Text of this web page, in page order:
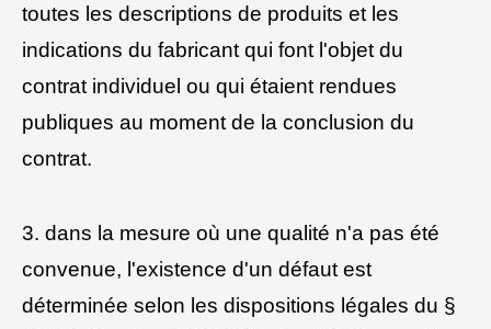
toutes les descriptions de produits et les
indications du fabricant qui font l'objet du
contrat individuel ou qui étaient rendues
publiques au moment de la conclusion du
contrat.
3. dans la mesure où une qualité n'a pas été
convenue, l'existence d'un défaut est
déterminée selon les dispositions légales du §